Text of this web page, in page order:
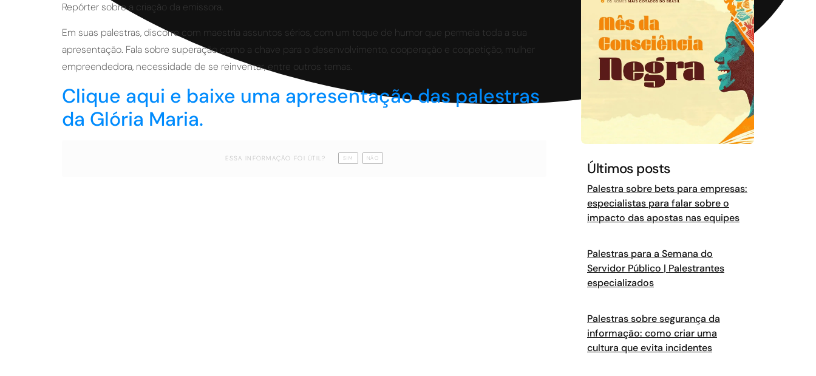
Repórter sobre a criação da emissora.
Em suas palestras, discorre com maestria assuntos sérios, com um toque de humor que permeia toda a sua
apresentação. Fala sobre superação como a chave para o desenvolvimento, cooperação e coopetição, mulher
empreendedora, necessidade de se reinventar, entre outros temas.
Clique aqui e baixe uma apresentação das palestras
da Glória Maria.
ESSA INFORMAÇÃO FOI ÚTIL? SIM NÃO
Últimos posts
Palestra sobre bets para empresas:
especialistas para falar sobre o
impacto das apostas nas equipes
Palestras para a Semana do
Servidor Público | Palestrantes
especializados
Palestras sobre segurança da
informação: como criar uma
cultura que evita incidentes